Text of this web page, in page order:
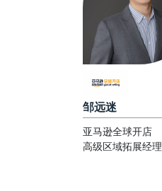
邹远迷
亚马逊全球开店
高级区域拓展经理